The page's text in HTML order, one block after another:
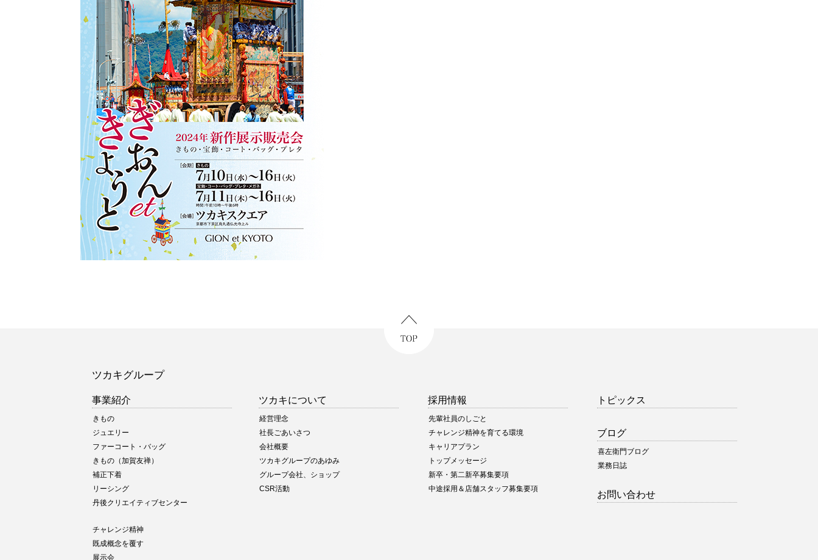
ツカキグループ
事業紹介
きもの
ジュエリー
ファーコート・バッグ
きもの（加賀友禅）
補正下着
リーシング
丹後クリエイティブセンター
チャレンジ精神
既成概念を覆す
展示会
ツカキについて
経営理念
社長ごあいさつ
会社概要
ツカキグループのあゆみ
グループ会社、ショップ
CSR活動
採用情報
先輩社員のしごと
チャレンジ精神を育てる環境
キャリアプラン
トップメッセージ
新卒・第二新卒募集要項
中途採用＆店舗スタッフ募集要項
トピックス
ブログ
喜左衛門ブログ
業務日誌
お問い合わせ